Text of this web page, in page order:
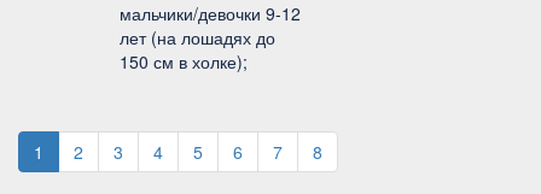
мальчики/девочки 9-12
лет (на лошадях до
150 см в холке);
1 2 3 4 5 6 7 8